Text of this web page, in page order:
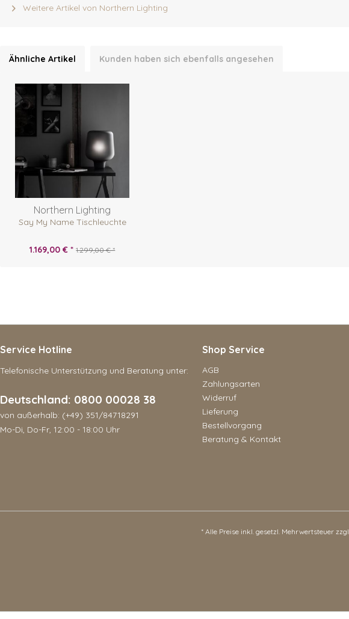
Weitere Artikel von Northern Lighting
Ähnliche Artikel Kunden haben sich ebenfalls angesehen
Northern Lighting
Say My Name Tischleuchte
1.169,00 € * 1.299,00 € *
Service Hotline
Telefonische Unterstützung und Beratung unter:
Deutschland: 0800 00028 38
von außerhalb: (+49) 351/84718291
Mo-Di, Do-Fr, 12:00 - 18:00 Uhr
Shop Service
AGB
Zahlungsarten
Widerruf
Lieferung
Bestellvorgang
Beratung & Kontakt
* Alle Preise inkl. gesetzl. Mehrwertsteuer zzgl.